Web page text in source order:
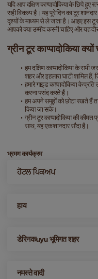
यदि आप दक्षिण काप्पादोकिया के छिपे हुए
सही विकल्प है। यह पूरे दिन का टूर
दृश्यों के माध्यम से ले जाता है। आइए इस
आपको क्या उम्मीद करनी चाहिए और यह
ग्रीन टूर काप्पादोकिया
हम दक्षिण काप्पादोकिया के
शहर और इहलारा घाटी शामिल हैं,
हमारे गाइड काप्पादोकिया के
करना पसंद करते हैं।
हम अपने समूहों को छोटा रखते हैं
किया जा सके।
ग्रीन टूर काप्पादोकिया की
साथ, यह एक शानदार सौदा है।
भ्रमण कार्यक्रम
ਹੋਟਲ ਪਿਕਅਪ
हाय
डेरिनकuyu भूमिगत शहर
नमस्ते वादी